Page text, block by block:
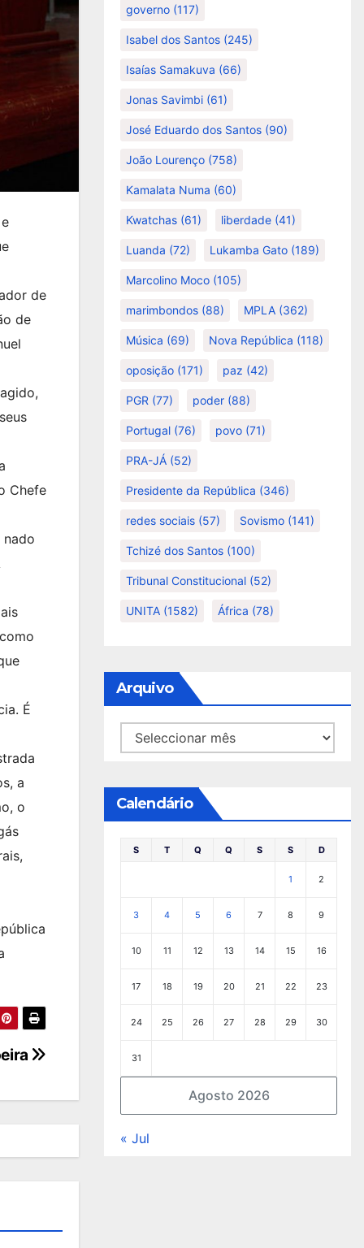
de
de
Chefe
nado
É
a
o
governo (117)
Isabel dos Santos (245)
Isaías Samakuva (66)
Jonas Savimbi (61)
José Eduardo dos Santos (90)
João Lourenço (758)
Kamalata Numa (60)
Kwatchas (61) liberdade (41)
Luanda (72) Lukamba Gato (189)
Marcolino Moco (105)
marimbondos (88) MPLA (362)
Música (69) Nova República (118)
oposição (171) paz (42)
PGR (77) poder (88)
Portugal (76) povo (71)
PRA-JÁ (52)
Presidente da República (346)
redes sociais (57) Sovismo (141)
Tchizé dos Santos (100)
Tribunal Constitucional (52)
UNITA (1582) África (78)
Arquivo
Arquivo
Calendário
Agosto 2026
S T Q Q S S D
1 2
3 4 5 6 7 8 9
10 11 12 13 14 15 16
17 18 19 20 21 22 23
24 25 26 27 28 29 30
31
« Jul